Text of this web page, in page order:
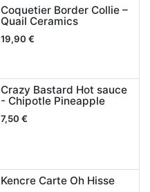
Coquetier Border Collie –
Quail Ceramics
19,90 €
Crazy Bastard Hot sauce
- Chipotle Pineapple
7,50 €
Kencre Carte Oh Hisse